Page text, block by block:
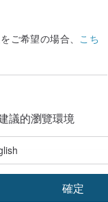
ご希望の場合、 こち
議的瀏覽環境
確定